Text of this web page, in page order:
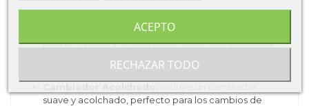
ergonómico que proporciona el soporte necesario
para la espalda y la cabeza del bebé, asegurando un
suave y acolchado, perfecto para los cambios de
RECHAZAR TODO
ACEPTO